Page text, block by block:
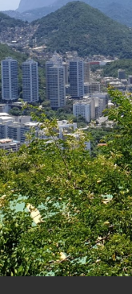
из
много
городе
людей
своей
(Catedral
внутри